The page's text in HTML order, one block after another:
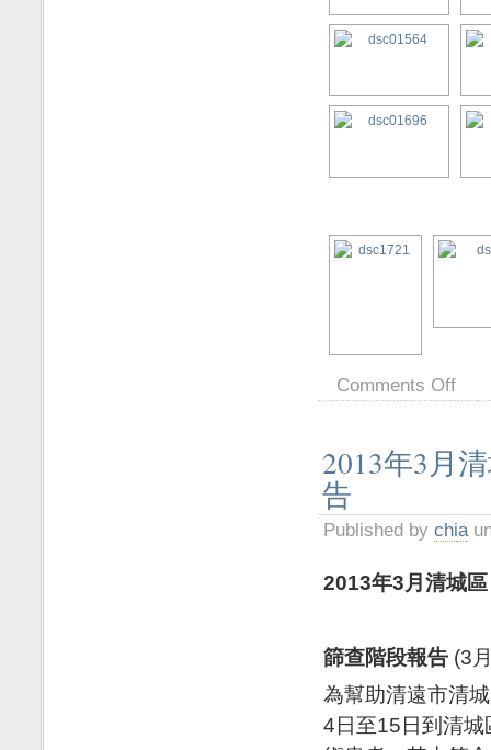
Comments Off
2013年3月
告
Published by chia
2013年3月清城
篩查階段報告
為幫助清遠市清
4日至15日到清